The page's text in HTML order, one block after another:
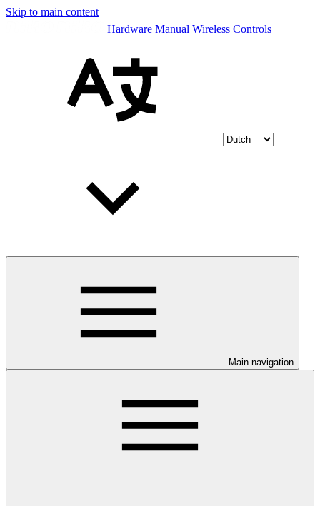
Skip to main content
Hardware Manual Wireless Controls
Main navigation